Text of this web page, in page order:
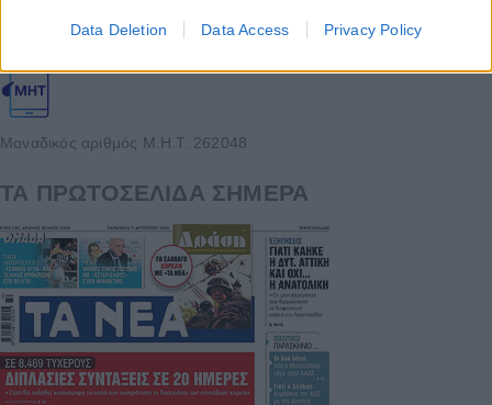
Data Deletion Data Access Privacy Policy
αντιμετώπιση του παράνομου περιεχομένου στο διαδίκτυο (L 63).
Μοναδικός αριθμός Μ.Η.Τ. 262048
ΤΑ ΠΡΩΤΟΣΕΛΙΔΑ ΣΗΜΕΡΑ